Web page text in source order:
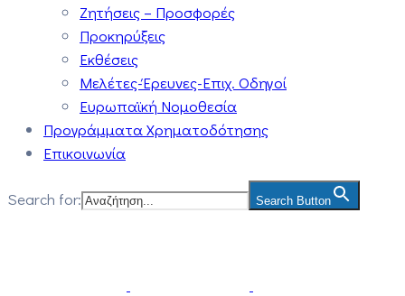
Ζητήσεις – Προσφορές
Προκηρύξεις
Εκθέσεις
Μελέτες-Έρευνες-Επιχ. Οδηγοί
Ευρωπαϊκή Νομοθεσία
Προγράμματα Χρηματοδότησης
Επικοινωνία
Search for: Search Button